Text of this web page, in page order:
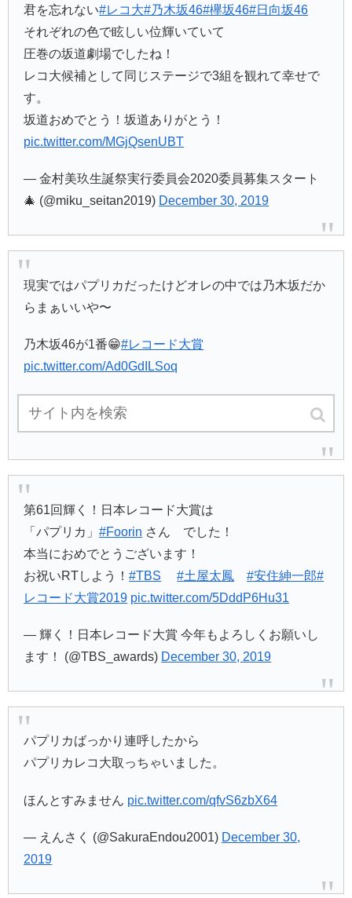
君を忘れない#レコ大#乃木坂46#欅坂46#日向坂46
それぞれの色で眩しい位輝いていて
圧巻の坂道劇場でしたね！
レコ大候補として同じステージで3組を観れて幸せで
す。
坂道おめでとう！坂道ありがとう！
pic.twitter.com/MGjQsenUBT
— 金村美玖生誕祭実行委員会2020委員募集スタート
🎄 (@miku_seitan2019) December 30, 2019
現実ではパプリカだったけどオレの中では乃木坂だか
らまぁいいや〜
乃木坂46が1番😁#レコード大賞
pic.twitter.com/Ad0GdILSoq
— 🐊かずま 永遠の七瀬推し🍼 (@nanaseganbare46)
第61回輝く！日本レコード大賞は
「パプリカ」#Foorin さん でした！
本当におめでとうございます！
お祝いRTしよう！#TBS #土屋太鳳 #安住紳一郎#
レコード大賞2019 pic.twitter.com/5DddP6Hu31
— 輝く！日本レコード大賞 今年もよろしくお願いし
ます！ (@TBS_awards) December 30, 2019
パプリカばっかり連呼したから
パプリカレコ大取っちゃいました。
ほんとすみません pic.twitter.com/qfvS6zbX64
— えんさく (@SakuraEndou2001) December 30,
2019